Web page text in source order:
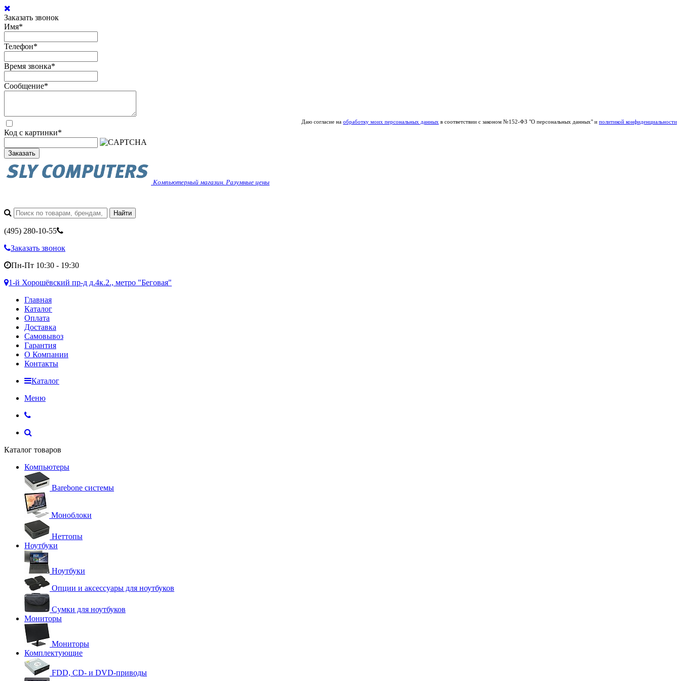
Заказать звонок
Имя*
Телефон*
Время звонка*
Сообщение*
Даю согласие на обработку моих персональных данных в соответствии с законом №152-ФЗ "О персональных данных" и политикой конфиденциальности
Код с картинки*
Заказать
Компьютерный магазин. Разумные цены
(495) 280-10-55
Заказать звонок
Пн-Пт 10:30 - 19:30
1-й Хорошёвский пр-д д.4к.2., метро "Беговая"
Главная
Каталог
Оплата
Доставка
Самовывоз
Гарантия
О Компании
Контакты
Каталог
Меню
Каталог товаров
Компьютеры
Barebone системы
Моноблоки
Неттопы
Ноутбуки
Ноутбуки
Опции и аксессуары для ноутбуков
Сумки для ноутбуков
Мониторы
Мониторы
Комплектующие
FDD, CD- и DVD-приводы